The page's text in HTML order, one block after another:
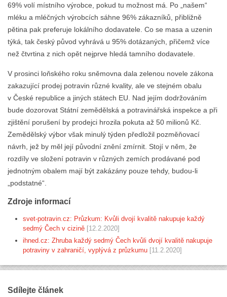
69% volí místního výrobce, pokud tu možnost má. Po „našem“
mléku a mléčných výrobcích sáhne 96% zákazníků, přibližně
pětina pak preferuje lokálního dodavatele. Co se masa a uzenin
týká, tak český původ vyhrává u 95% dotázaných, přičemž více
než čtvrtina z nich opět nejprve hledá tamního dodavatele.
V prosinci loňského roku sněmovna dala zelenou novele zákona
zakazující prodej potravin různé kvality, ale ve stejném obalu
v České republice a jiných státech EU. Nad jejím dodržováním
bude dozorovat Státní zemědělská a potravinářská inspekce a při
zjištění porušení by prodejci hrozila pokuta až 50 milionů Kč.
Zemědělský výbor však minulý týden předložil pozměňovací
návrh, jež by měl její původní znění zmírnit. Stojí v něm, že
rozdíly ve složení potravin v různých zemích prodávané pod
jednotným obalem mají být zakázány pouze tehdy, budou-li
„podstatné“.
Zdroje informací
svet-potravin.cz: Průzkum: Kvůli dvojí kvalitě nakupuje každý
sedmý Čech v cizině [12.2.2020]
ihned.cz: Zhruba každý sedmý Čech kvůli dvojí kvalitě nakupuje
potraviny v zahraničí, vyplývá z průzkumu [11.2.2020]
Sdílejte článek